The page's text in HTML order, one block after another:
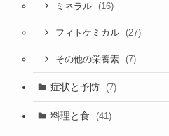
ミネラル (16)
フィトケミカル (27)
その他の栄養素 (7)
症状と予防 (7)
料理と食 (41)